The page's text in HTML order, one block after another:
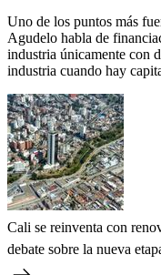
Uno de los puntos más
Agudelo habla de
industria únicamente con
industria cuando hay
Cali se reinventa con
debate sobre la nueva